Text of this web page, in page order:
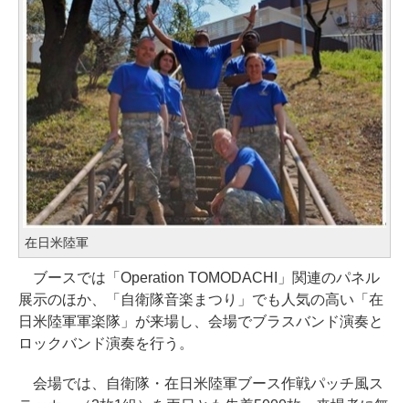
在日米陸軍
ブースでは「Operation TOMODACHI」関連のパネル
展示のほか、「自衛隊音楽まつり」でも人気の高い「在
日米陸軍軍楽隊」が来場し、会場でブラスバンド演奏と
ロックバンド演奏を行う。
会場では、自衛隊・在日米陸軍ブース作戦パッチ風ス